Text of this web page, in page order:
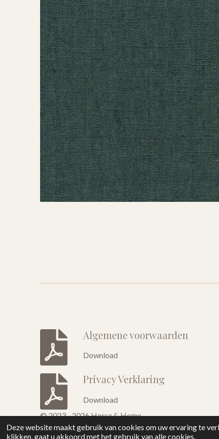
Deze website maakt gebruik van cookies om uw ervaring te
klikken, gaat u akkoord met het gebruik van alle cookies.
Algemene voorwaarden
Download
Privacy Verklaring
Download
© 2023 - 2026 Horse & Home